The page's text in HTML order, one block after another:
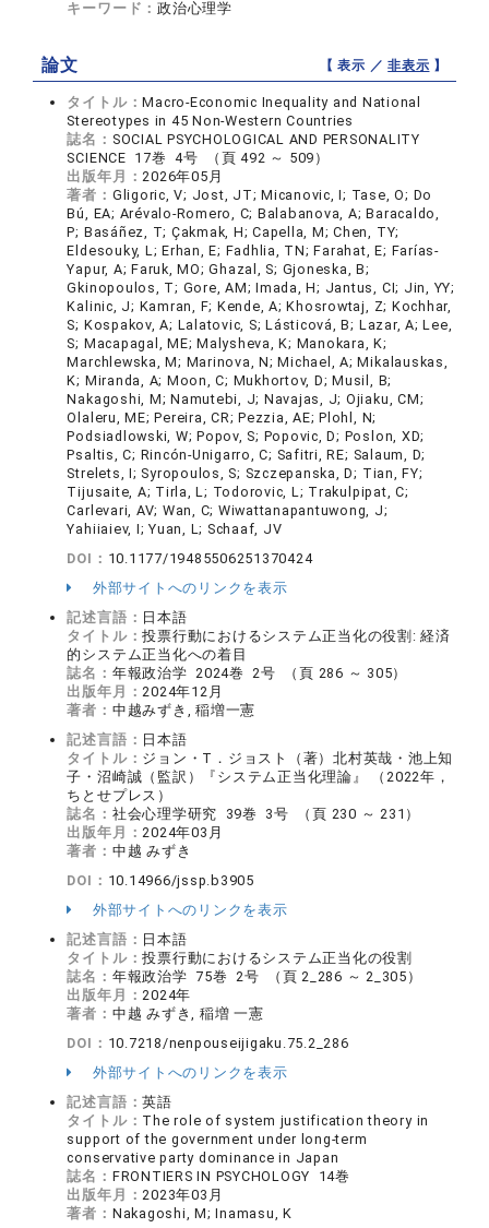
キーワード：政治心理学
論文 【 表示 ／非表示 】
タイトル：Macro-Economic Inequality and National
Stereotypes in 45 Non-Western Countries
誌名： SOCIAL PSYCHOLOGICAL AND PERSONALITY
SCIENCE 17巻 4号 （頁 492 ～ 509）
出版年月：2026年05月
著者： Gligoric, V; Jost, JT; Micanovic, I; Tase, O; Do
Bú, EA; Arévalo-Romero, C; Balabanova, A; Baracaldo,
P; Basáñez, T; Çakmak, H; Capella, M; Chen, TY;
Eldesouky, L; Erhan, E; Fadhlia, TN; Farahat, E; Farías-
Yapur, A; Faruk, MO; Ghazal, S; Gjoneska, B;
Gkinopoulos, T; Gore, AM; Imada, H; Jantus, CI; Jin, YY;
Kalinic, J; Kamran, F; Kende, A; Khosrowtaj, Z; Kochhar,
S; Kospakov, A; Lalatovic, S; Lásticová, B; Lazar, A; Lee,
S; Macapagal, ME; Malysheva, K; Manokara, K;
Marchlewska, M; Marinova, N; Michael, A; Mikalauskas,
K; Miranda, A; Moon, C; Mukhortov, D; Musil, B;
Nakagoshi, M; Namutebi, J; Navajas, J; Ojiaku, CM;
Olaleru, ME; Pereira, CR; Pezzia, AE; Plohl, N;
Podsiadlowski, W; Popov, S; Popovic, D; Poslon, XD;
Psaltis, C; Rincón-Unigarro, C; Safitri, RE; Salaum, D;
Strelets, I; Syropoulos, S; Szczepanska, D; Tian, FY;
Tijusaite, A; Tirla, L; Todorovic, L; Trakulpipat, C;
Carlevari, AV; Wan, C; Wiwattanapantuwong, J;
Yahiiaiev, I; Yuan, L; Schaaf, JV
DOI： 10.1177/19485506251370424
外部サイトへのリンクを表示
記述言語： 日本語
タイトル：投票行動におけるシステム正当化の役割: 経済
的システム正当化への着目
誌名： 年報政治学 2024巻 2号 （頁 286 ～ 305）
出版年月：2024年12月
著者： 中越みずき, 稲増一憲
記述言語： 日本語
タイトル： ジョン・T．ジョスト（著）北村英哉・池上知
子・沼崎誠（監訳）『システム正当化理論』 （2022年，
ちとせプレス）
誌名： 社会心理学研究 39巻 3号 （頁 230 ～ 231）
出版年月：2024年03月
著者： 中越 みずき
DOI： 10.14966/jssp.b3905
外部サイトへのリンクを表示
記述言語： 日本語
タイトル：投票行動におけるシステム正当化の役割
誌名： 年報政治学 75巻 2号 （頁 2_286 ～ 2_305）
出版年月：2024年
著者： 中越 みずき, 稲増 一憲
DOI： 10.7218/nenpouseijigaku.75.2_286
外部サイトへのリンクを表示
記述言語：英語
タイトル： The role of system justification theory in
support of the government under long-term
conservative party dominance in Japan
誌名： FRONTIERS IN PSYCHOLOGY 14巻
出版年月：2023年03月
著者： Nakagoshi, M; Inamasu, K